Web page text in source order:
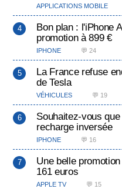
APPLICATIONS MOBILE
Bon plan : l'iPhone
promotion à 899 €
IPHONE 💬 24
La France refuse
de Tesla
VÉHICULES 💬 19
Souhaitez-vous
recharge inversée
IPHONE 💬 16
Une belle
161 euros
APPLE TV 💬 15